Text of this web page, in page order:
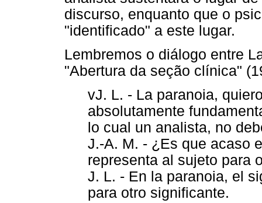
discurso, enquanto que o
"identificado" a este lugar.
Lembremos o diálogo entre
"Abertura da seção clínica"
vJ. L. - La paranoia,
absolutamente
lo cual un analista, no
J.-A. M. - ¿Es que acaso
representa al sujeto para
J. L. - En la paranoia, el
para otro significante.